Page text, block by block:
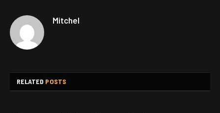
Mitchel
RELATED POSTS